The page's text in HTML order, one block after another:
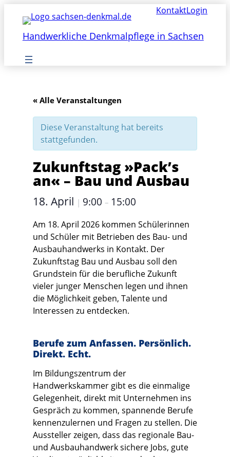
KontaktLogin
Handwerkliche Denkmalpflege in Sachsen
« Alle Veranstaltungen
Diese Veranstaltung hat bereits
stattgefunden.
Zukunftstag »Pack’s
an« – Bau und Ausbau
18. April | 9:00 – 15:00
Am 18. April 2026 kommen Schülerinnen
und Schüler mit Betrieben des Bau- und
Ausbauhandwerks in Kontakt. Der
Zukunftstag Bau und Ausbau soll den
Grundstein für die berufliche Zukunft
vieler junger Menschen legen und ihnen
die Möglichkeit geben, Talente und
Interessen zu entdecken.
Berufe zum Anfassen. Persönlich.
Direkt. Echt.
Im Bildungszentrum der
Handwerkskammer gibt es die einmalige
Gelegenheit, direkt mit Unternehmen ins
Gespräch zu kommen, spannende Berufe
kennenzulernen und Fragen zu stellen. Die
Aussteller zeigen, dass das regionale Bau-
und Ausbauhandwerk sichere Jobs, gute